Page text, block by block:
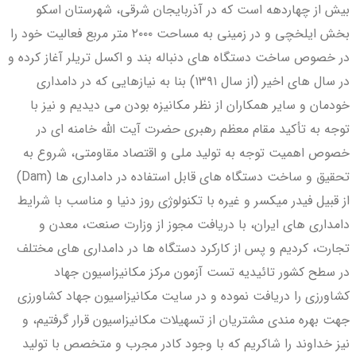
بیش از چهاردهه است که در آذربایجان شرقی، شهرستان اسکو
بخش ایلخچی و در زمینی به مساحت ۲۰۰۰ متر مربع فعالیت خود را
در خصوص ساخت دستگاه های دنباله بند و اکسل تریلر آغاز کرده و
در سال های اخیر (از سال ۱۳۹۱) بنا به نیازهایی که در دامداری
خودمان و سایر همکاران از نظر مکانیزه بودن می دیدیم و نیز با
توجه به تأکید مقام معظم رهبری حضرت آیت الله خامنه ای در
خصوص اهمیت توجه به تولید ملی و اقتصاد مقاومتی، شروع به
تحقیق و ساخت دستگاه های قابل استفاده در دامداری ها (Dam)
از قبیل فیدر میکسر و غیره با تکنولوژی روز دنیا و مناسب با شرایط
دامداری های ایران، با دریافت مجوز از وزارت صنعت، معدن و
تجارت، کردیم و پس از کارکرد دستگاه ها در دامداری های مختلف
در سطح کشور تائیدیه تست آزمون مرکز مکانیزاسیون جهاد
کشاورزی را دریافت نموده و در سایت مکانیزاسیون جهاد کشاورزی
جهت بهره مندی مشتریان از تسهیلات مکانیزاسیون قرار گرفتیم، و
نیز خداوند را شاکریم که با وجود کادر مجرب و متخصص با تولید